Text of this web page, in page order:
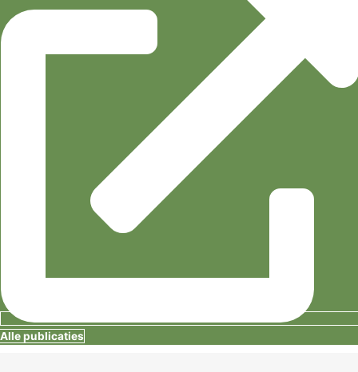
Alle publicaties